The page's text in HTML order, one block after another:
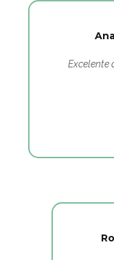
Excelente